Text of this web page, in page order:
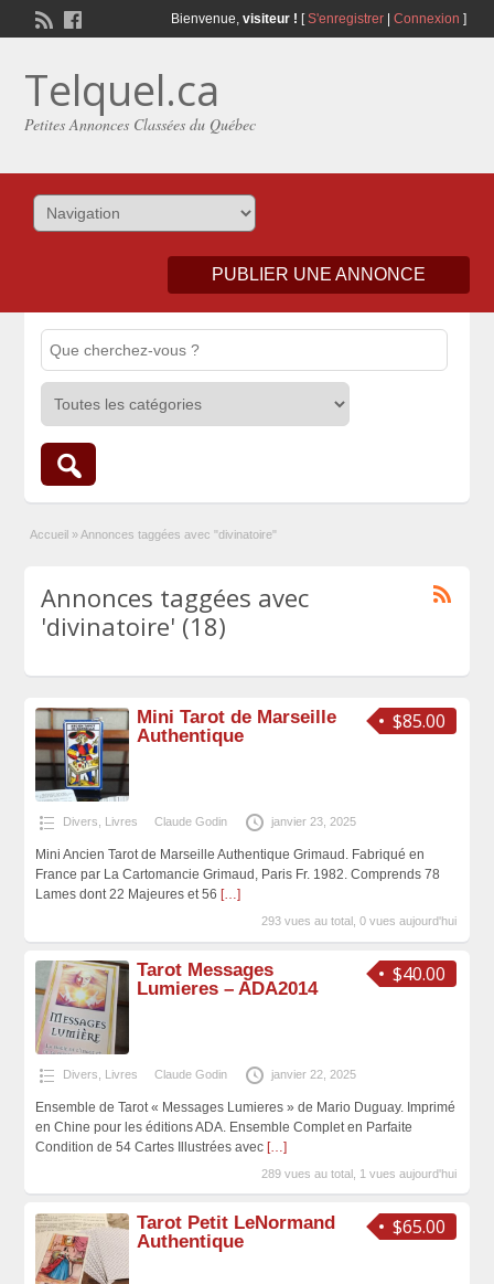
Bienvenue, visiteur ! [S'enregistrer| Connexion ]
Telquel.ca
Petites Annonces Classées du Québec
PUBLIER UNE ANNONCE
Accueil » Annonces taggées avec "divinatoire"
Annonces taggées avec
'divinatoire' (18)
$85.00
Mini Tarot de Marseille
Authentique
Divers Livres Claude Godin janvier 23, 2025
Mini Ancien Tarot de Marseille Authentique Grimaud. Fabriqué en
France par La Cartomancie Grimaud, Paris Fr. 1982. Comprends 78
Lames dont 22 Majeures et 56 […]
293 vues au total, 0 vues aujourd'hui
$40.00
Tarot Messages
Lumieres – ADA2014
Divers Livres Claude Godin janvier 22, 2025
Ensemble de Tarot « Messages Lumieres » de Mario Duguay. Imprimé
en Chine pour les éditions ADA. Ensemble Complet en Parfaite
Condition de 54 Cartes Illustrées avec […]
289 vues au total, 1 vues aujourd'hui
$65.00
Tarot Petit LeNormand
Authentique